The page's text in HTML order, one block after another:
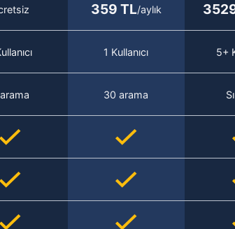
359 TL/aylık
1 Kullanıcı 5+
30 arama